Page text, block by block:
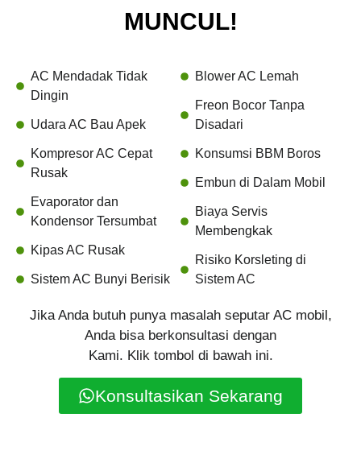
MUNCUL!
AC Mendadak Tidak
Dingin
Udara AC Bau Apek
Kompresor AC Cepat
Rusak
Evaporator dan
Kondensor Tersumbat
Kipas AC Rusak
Sistem AC Bunyi Berisik
Blower AC Lemah
Freon Bocor Tanpa
Disadari
Konsumsi BBM Boros
Embun di Dalam Mobil
Biaya Servis
Membengkak
Risiko Korsleting di
Sistem AC
Jika Anda butuh punya masalah seputar AC mobil,
Anda bisa berkonsultasi dengan
Kami. Klik tombol di bawah ini.
Konsultasikan Sekarang